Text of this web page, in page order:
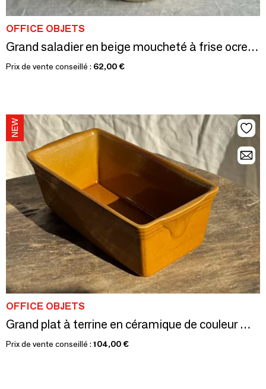
OFFICE OBJETS
Grand saladier en beige moucheté à frise ocre H14 D25
Prix de vente conseillé : 62,00 €
OFFICE OBJETS
Grand plat à terrine en céramique de couleur miel, caramel H10 L29
Prix de vente conseillé : 104,00 €